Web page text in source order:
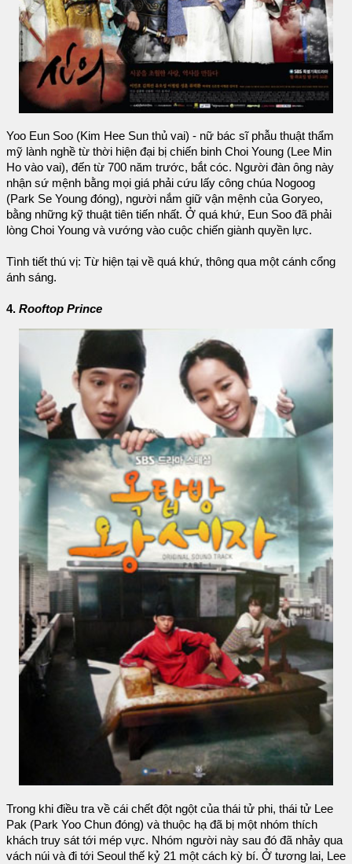
Yoo Eun Soo (Kim Hee Sun thủ vai) - nữ bác sĩ phẫu thuật thẩm
mỹ lành nghề từ thời hiện đại bị chiến binh Choi Young (Lee Min
Ho vào vai), đến từ 700 năm trước, bắt cóc. Người đàn ông này
nhận sứ mệnh bằng mọi giá phải cứu lấy công chúa Nogoog
(Park Se Young đóng), người nắm giữ vận mệnh của Goryeo,
bằng những kỹ thuật tiên tiến nhất. Ở quá khứ, Eun Soo đã phải
lòng Choi Young và vướng vào cuộc chiến giành quyền lực.
Tình tiết thú vị: Từ hiện tại về quá khứ, thông qua một cánh cổng
ánh sáng.
4. Rooftop Prince
Trong khi điều tra về cái chết đột ngột của thái tử phi, thái tử Lee
Pak (Park Yoo Chun đóng) và thuộc hạ đã bị một nhóm thích
khách truy sát tới mép vực. Nhóm người này sau đó đã nhảy qua
vách núi và đi tới Seoul thế kỷ 21 một cách kỳ bí. Ở tương lai, Lee